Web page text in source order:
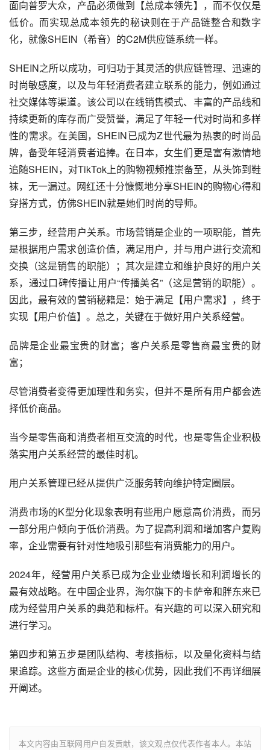
面向普罗大众，产品必须做到【总成本领先】，而不仅仅是
低价。而实现总成本领先的秘诀则在于产品链整合和数字
化，就像SHEIN（希音）的C2M供应链系统一样。
SHEIN之所以成功，可归功于其灵活的供应链管理、迅速的
时尚敏感度，以及与年轻消费者建立联系的能力，例如通过
社交媒体等渠道。该公司以在线销售模式、丰富的产品线和
持续更新的库存而广受赞誉，满足了年轻一代对时尚和多样
性的需求。在美国，SHEIN已成为Z世代最为热衷的时尚品
牌，备受年轻消费者追捧。在日本，女生们更是富有激情地
追随SHEIN，对TikTok上的购物视频推崇备至，从头饰到鞋
袜，无一漏过。网红还十分慷慨地分享SHEIN的购物心得和
穿搭方式，仿佛SHEIN就是她们时尚的导师。
第三步，经营用户关系。市场营销是企业的一项职能，首先
是根据用户需求创造价值，满足用户，并与用户进行交流和
交换（这是销售的职能）；其次是建立和维护良好的用户关
系，通过口碑传播让用户“传播美名”（这是营销的职能）。
因此，最有效的营销秘籍是：始于满足【用户需求】，终于
实现【用户价值】。总之，关键在于做好用户关系经营。
品牌是企业最宝贵的财富；客户关系是零售商最宝贵的财
富；
尽管消费者变得更加理性和务实，但并不是所有用户都会选
择低价商品。
当今是零售商和消费者相互交流的时代，也是零售企业积极
落实用户关系经营的最佳时机。
用户关系管理已经从提供广泛服务转向维护特定圈层。
消费市场的K型分化现象表明有些用户愿意高价消费，而另
一部分用户倾向于低价消费。为了提高利润和增加客户复购
率，企业需要有针对性地吸引那些有消费能力的用户。
2024年，经营用户关系已成为企业业绩增长和利润增长的
最有效战略。在中国企业界，海尔旗下的卡萨帝和胖东来已
成为经营用户关系的典范和标杆。有兴趣的可以深入研究和
进行学习。
第四步和第五步是团队结构、考核指标，以及量化资料与结
果追踪。这些方面是企业的核心优势，因此我们不再详细展
开阐述。
本文内容由互联网用户自发贡献，该文观点仅代表作者本人。本站